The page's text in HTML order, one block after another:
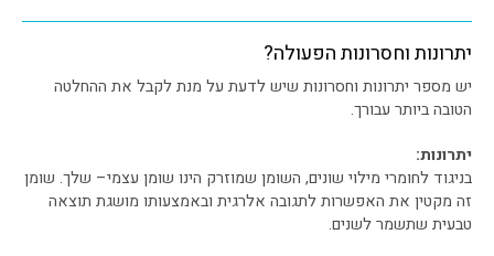
יתרונות וחסרונות הפעולה?
יש מספר יתרונות וחסרונות שיש לדעת על מנת לקבל את ההחלטה
הטובה ביותר עבורך.
יתרונות:
בניגוד לחומרי מילוי שונים, השומן שמוזרק הינו שומן עצמי– שלך. שומן
זה מקטין את האפשרות לתגובה אלרגית ובאמצעותו מושגת תוצאה
טבעית שתשמר לשנים.